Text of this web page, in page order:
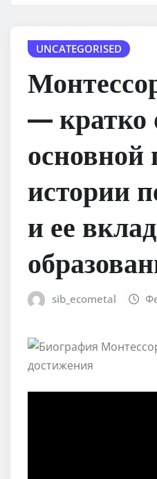
UNCATEGORISED
— кратко
основной
истории
и ее
sib_ecometal